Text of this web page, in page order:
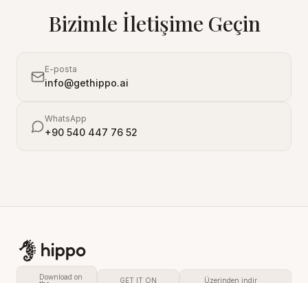
Bizimle İletişime Geçin
E-posta
info@gethippo.ai
WhatsApp
+90 540 447 76 52
Download on
GET IT ON Üzerinden indir